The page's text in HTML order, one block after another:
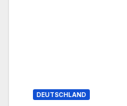
DEUTSCHLAND